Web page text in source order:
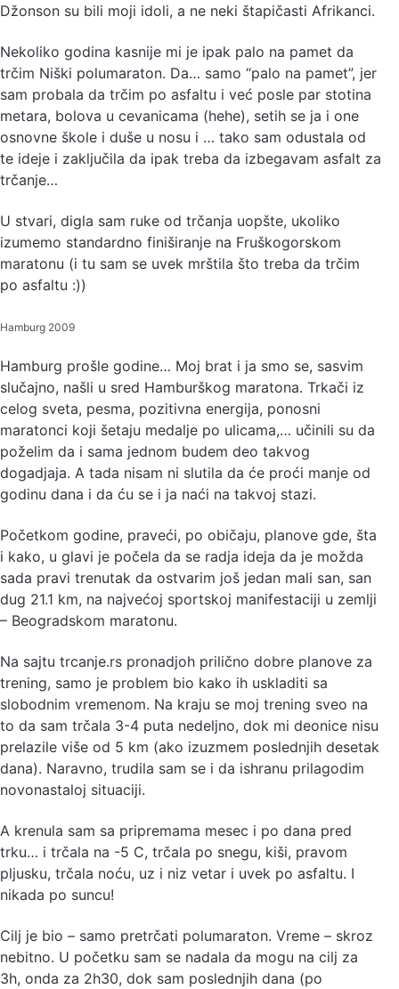
Džonson su bili moji idoli, a ne neki štapičasti Afrikanci.
Nekoliko godina kasnije mi je ipak palo na pamet da
trčim Niški polumaraton. Da… samo “palo na pamet”, jer
sam probala da trčim po asfaltu i već posle par stotina
metara, bolova u cevanicama (hehe), setih se ja i one
osnovne škole i duše u nosu i … tako sam odustala od
te ideje i zaključila da ipak treba da izbegavam asfalt za
trčanje…
U stvari, digla sam ruke od trčanja uopšte, ukoliko
izumemo standardno finiširanje na Fruškogorskom
maratonu (i tu sam se uvek mrštila što treba da trčim
po asfaltu :))
Hamburg 2009
Hamburg prošle godine… Moj brat i ja smo se, sasvim
slučajno, našli u sred Hamburškog maratona. Trkači iz
celog sveta, pesma, pozitivna energija, ponosni
maratonci koji šetaju medalje po ulicama,… učinili su da
poželim da i sama jednom budem deo takvog
dogadjaja. A tada nisam ni slutila da će proći manje od
godinu dana i da ću se i ja naći na takvoj stazi.
Početkom godine, praveći, po običaju, planove gde, šta
i kako, u glavi je počela da se radja ideja da je možda
sada pravi trenutak da ostvarim još jedan mali san, san
dug 21.1 km, na najvećoj sportskoj manifestaciji u zemlji
– Beogradskom maratonu.
Na sajtu trcanje.rs pronadjoh prilično dobre planove za
trening, samo je problem bio kako ih uskladiti sa
slobodnim vremenom. Na kraju se moj trening sveo na
to da sam trčala 3-4 puta nedeljno, dok mi deonice nisu
prelazile više od 5 km (ako izuzmem poslednjih desetak
dana). Naravno, trudila sam se i da ishranu prilagodim
novonastaloj situaciji.
A krenula sam sa pripremama mesec i po dana pred
trku… i trčala na -5 C, trčala po snegu, kiši, pravom
pljusku, trčala noću, uz i niz vetar i uvek po asfaltu. I
nikada po suncu!
Cilj je bio – samo pretrčati polumaraton. Vreme – skroz
nebitno. U početku sam se nadala da mogu na cilj za
3h, onda za 2h30, dok sam poslednjih dana (po